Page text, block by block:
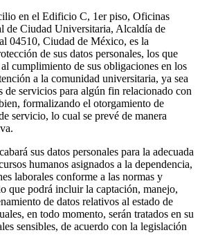
en el Edificio C, 1er piso, Oficinas
de Ciudad Universitaria, Alcaldía de
04510, Ciudad de México, es la
de sus datos personales, los que
cumplimiento de sus obligaciones en los
a la comunidad universitaria, ya sea
de servicios para algún fin relacionado con
formalizando el otorgamiento de
servicio, lo cual se prevé de manera
sus datos personales para la adecuada
humanos asignados a la dependencia,
laborales conforme a las normas y
que podrá incluir la captación, manejo,
de datos relativos al estado de
en todo momento, serán tratados en su
sensibles, de acuerdo con la legislación